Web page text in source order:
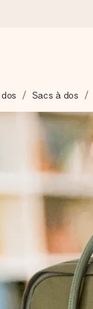
avec
+15 000
Les
en
Sacs à dos